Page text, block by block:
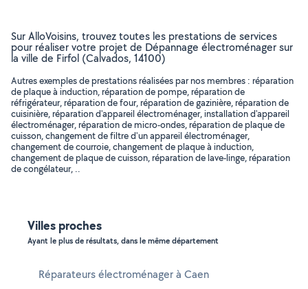
Sur AlloVoisins, trouvez toutes les prestations de services
pour réaliser votre projet de Dépannage électroménager sur
la ville de Firfol (Calvados, 14100)
Autres exemples de prestations réalisées par nos membres : réparation
de plaque à induction, réparation de pompe, réparation de
réfrigérateur, réparation de four, réparation de gazinière, réparation de
cuisinière, réparation d'appareil électroménager, installation d'appareil
électroménager, réparation de micro-ondes, réparation de plaque de
cuisson, changement de filtre d'un appareil électroménager,
changement de courroie, changement de plaque à induction,
changement de plaque de cuisson, réparation de lave-linge, réparation
de congélateur, ..
Villes proches
Ayant le plus de résultats, dans le même département
Réparateurs électroménager à Caen